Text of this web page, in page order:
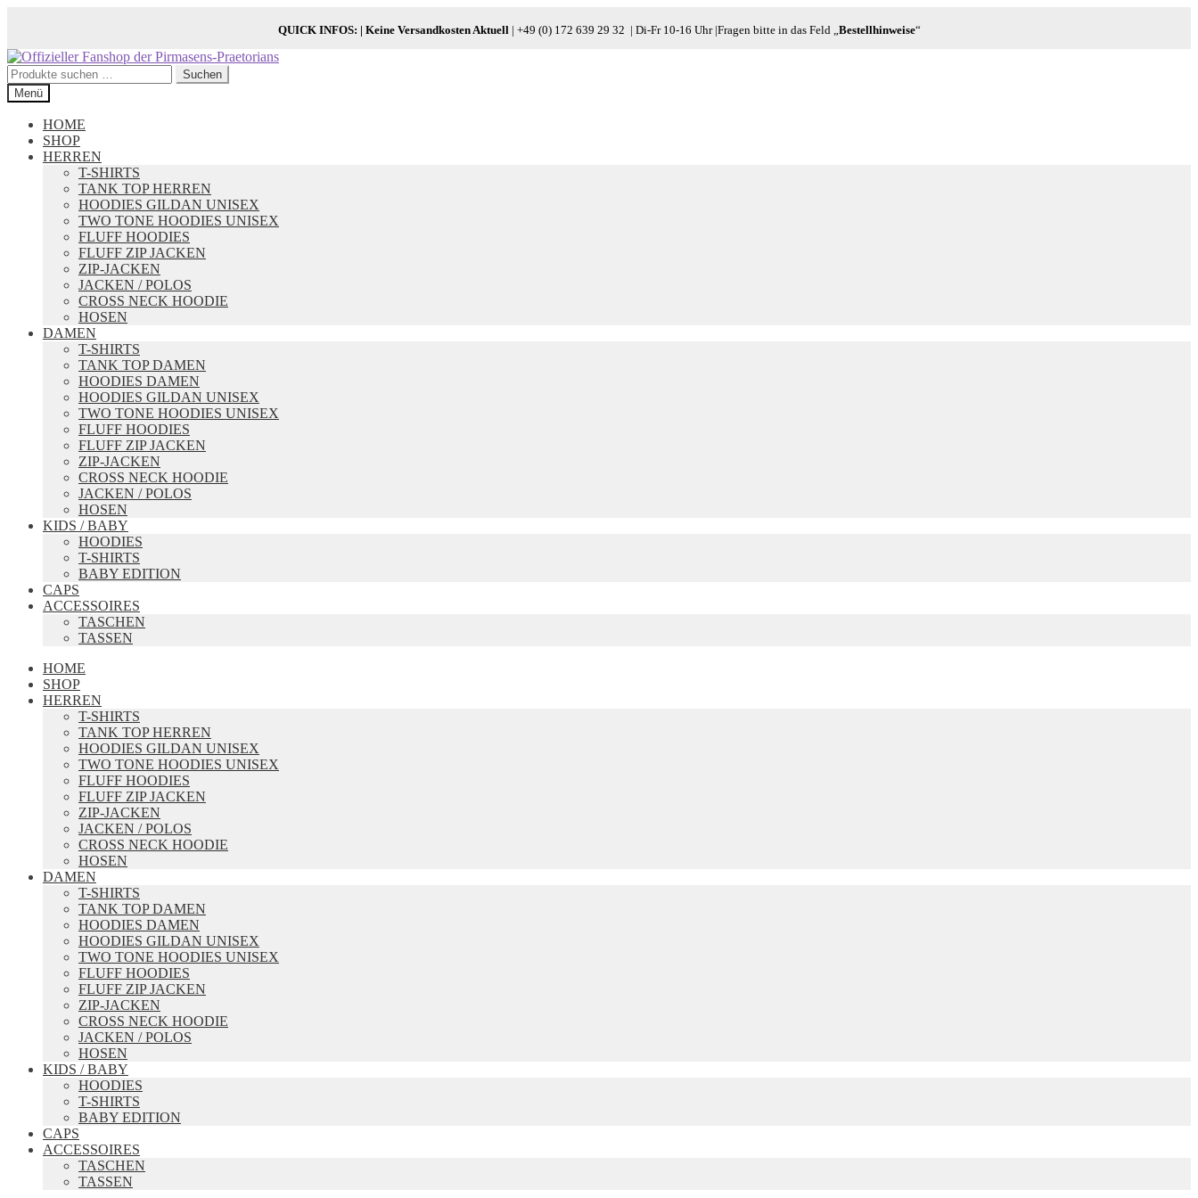
QUICK INFOS: | Keine Versandkosten Aktuell | +49 (0) 172 639 29 32 | Di-Fr 10-16 Uhr |Fragen bitte in das Feld „Bestellhinweise“
Zur
Navigation
springen
Zum
Inhalt
springen
Suchen
nach:
Suchen
Menü
HOME
SHOP
HERREN
T-SHIRTS
TANK TOP HERREN
HOODIES GILDAN UNISEX
TWO TONE HOODIES UNISEX
FLUFF HOODIES
FLUFF ZIP JACKEN
ZIP-JACKEN
JACKEN / POLOS
CROSS NECK HOODIE
HOSEN
DAMEN
T-SHIRTS
TANK TOP DAMEN
HOODIES DAMEN
HOODIES GILDAN UNISEX
TWO TONE HOODIES UNISEX
FLUFF HOODIES
FLUFF ZIP JACKEN
ZIP-JACKEN
CROSS NECK HOODIE
JACKEN / POLOS
HOSEN
KIDS / BABY
HOODIES
T-SHIRTS
BABY EDITION
CAPS
ACCESSOIRES
TASCHEN
TASSEN
HOME
SHOP
HERREN
T-SHIRTS
TANK TOP HERREN
HOODIES GILDAN UNISEX
TWO TONE HOODIES UNISEX
FLUFF HOODIES
FLUFF ZIP JACKEN
ZIP-JACKEN
JACKEN / POLOS
CROSS NECK HOODIE
HOSEN
DAMEN
T-SHIRTS
TANK TOP DAMEN
HOODIES DAMEN
HOODIES GILDAN UNISEX
TWO TONE HOODIES UNISEX
FLUFF HOODIES
FLUFF ZIP JACKEN
ZIP-JACKEN
CROSS NECK HOODIE
JACKEN / POLOS
HOSEN
KIDS / BABY
HOODIES
T-SHIRTS
BABY EDITION
CAPS
ACCESSOIRES
TASCHEN
TASSEN